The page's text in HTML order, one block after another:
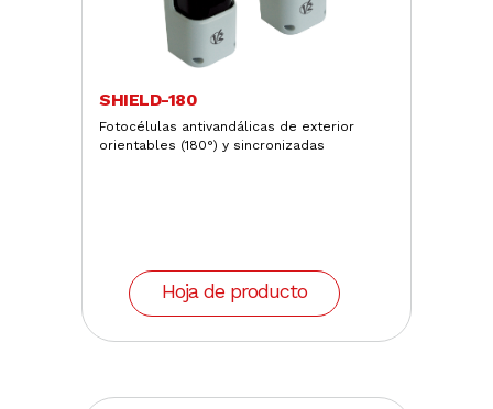
SHIELD-180
Fotocélulas antivandálicas de exterior
orientables (180°) y sincronizadas
Hoja de producto